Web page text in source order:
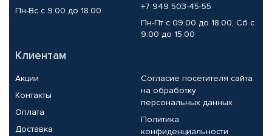
Пн-Вс с 9.00 до 18.00
+7 949 503-45-55
Пн-Пт с 09.00 до 18.00, Сб с
9.00 до 15.00
Клиентам
Акции
Контакты
Оплата
Доставка
Согласие посетителя сайта
на обработку
персональных данных
Политика
конфиденциальности